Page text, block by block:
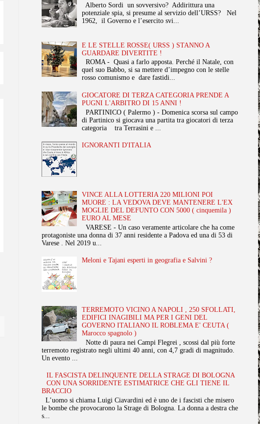
Alberto Sordi un sovversivo? Addirittura una
potenziale spia, si presume al servizio dell’URSS? Nel
1962, il Governo e l’esercito svi...
E LE STELLE ROSSE( URSS ) STANNO A
GUARDARE DIVERTITE !
ROMA - Quasi a farlo apposta. Perché il Natale, con
quel suo Babbo, si sa mettere d’impegno con le stelle
rosso comunismo e dare fastidi...
GIOCATORE DI TERZA CATEGORIA PRENDE A
PUGNI L'ARBITRO DI 15 ANNI !
PARTINICO ( Palermo ) - Domenica scorsa sul campo
di Partinico si giocava una partita tra giocatori di terza
categoria tra Terrasini e ...
IGNORANTI D'ITALIA
VINCE ALLA LOTTERIA 220 MILIONI POI
MUORE : LA VEDOVA DEVE MANTENERE L'EX
MOGLIE DEL DEFUNTO CON 5000 ( cinquemila )
EURO AL MESE
VARESE - Un caso veramente articolare che ha come
protagoniste una donna di 37 anni residente a Padova ed una di 53 di
Varese . Nel 2019 u...
Meloni e Tajani esperti in geografia e Salvini ?
TERREMOTO VICINO A NAPOLI , 250 SFOLLATI,
EDIFICI INAGIBILI MA PER I GENI DEL
GOVERNO ITALIANO IL ROBLEMA E' CEUTA (
Marocco spagnolo )
Notte di paura nei Campi Flegrei , scossi dal più forte
terremoto registrato negli ultimi 40 anni, con 4,7 gradi di magnitudo.
Un evento ...
IL FASCISTA DELINQUENTE DELLA STRAGE DI BOLOGNA
CON UNA SORRIDENTE ESTIMATRICE CHE GLI TIENE IL
BRACCIO
L’uomo si chiama Luigi Ciavardini ed è uno de i fascisti che misero
le bombe che provocarono la Strage di Bologna. La donna a destra che
s...